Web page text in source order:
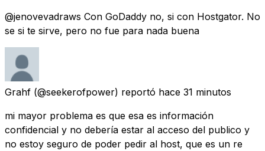
@jenovevadraws Con GoDaddy no, si con Hostgator. No
se si te sirve, pero no fue para nada buena
Grahf (@seekerofpower) reportó hace 31 minutos
mi mayor problema es que esa es información
confidencial y no debería estar al acceso del publico y
no estoy seguro de poder pedir al host, que es un re